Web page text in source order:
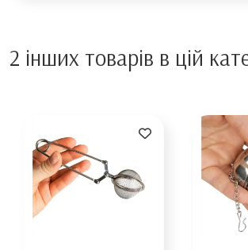
2 інших товарів в цій